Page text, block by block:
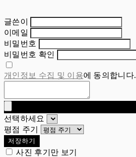
글쓴이
이메일
비밀번호
비밀번호 확인
개인정보 수집 및 이용에 동의합니다.
선택하세요
평점 주기
저장하기
사진 후기만 보기